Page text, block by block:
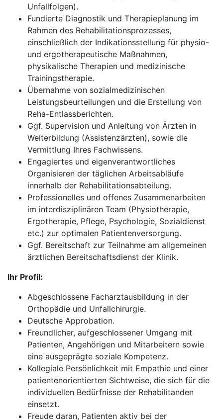
Unfallfolgen).
Fundierte Diagnostik und Therapieplanung im
Rahmen des Rehabilitationsprozesses,
einschließlich der Indikationsstellung für physio-
und ergotherapeutische Maßnahmen,
physikalische Therapien und medizinische
Trainingstherapie.
Übernahme von sozialmedizinischen
Leistungsbeurteilungen und die Erstellung von
Reha-Entlassberichten.
Ggf. Supervision und Anleitung von Ärzten in
Weiterbildung (Assistenzärzten), sowie die
Vermittlung Ihres Fachwissens.
Engagiertes und eigenverantwortliches
Organisieren der täglichen Arbeitsabläufe
innerhalb der Rehabilitationsabteilung.
Professionelles und offenes Zusammenarbeiten
im interdisziplinären Team (Physiotherapie,
Ergotherapie, Pflege, Psychologie, Sozialdienst
etc.) zur optimalen Patientenversorgung.
Ggf. Bereitschaft zur Teilnahme am allgemeinen
ärztlichen Bereitschaftsdienst der Klinik.
Ihr Profil:
Abgeschlossene Facharztausbildung in der
Orthopädie und Unfallchirurgie.
Deutsche Approbation.
Freundlicher, aufgeschlossener Umgang mit
Patienten, Angehörigen und Mitarbeitern sowie
eine ausgeprägte soziale Kompetenz.
Kollegiale Persönlichkeit mit Empathie und einer
patientenorientierten Sichtweise, die sich für die
individuellen Bedürfnisse der Rehabilitanden
einsetzt.
Freude daran, Patienten aktiv bei der